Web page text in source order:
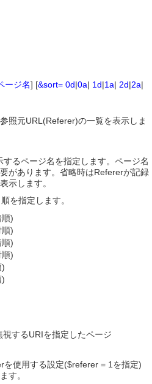
ージ名] [&sort= 0d|0a| 1d|1a| 2d|2a|
照元URL(Referer)の一覧を表示しま
るページ名を指定します。ページ名
があります。省略時はRefererが記録
示します。
を指定します。
)
)
)
)
)
)
するURIを指定したページ
を使用する設定($referer = 1を指定)
す。